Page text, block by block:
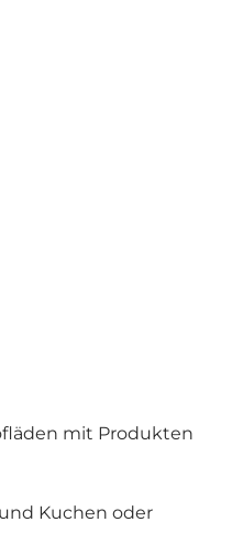
mit Produkten
Kuchen oder